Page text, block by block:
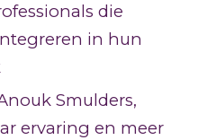
die
in hun
Smulders,
ervaring en meer